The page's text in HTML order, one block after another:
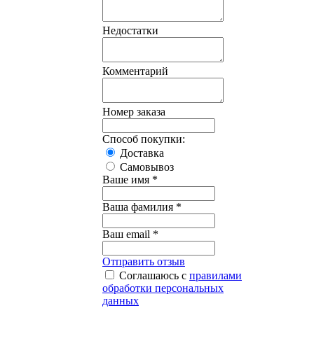
Недостатки
Комментарий
Номер заказа
Способ покупки:
Доставка
Самовывоз
Ваше имя *
Ваша фамилия *
Ваш email *
Отправить отзыв
Соглашаюсь с правилами
обработки персональных
данных